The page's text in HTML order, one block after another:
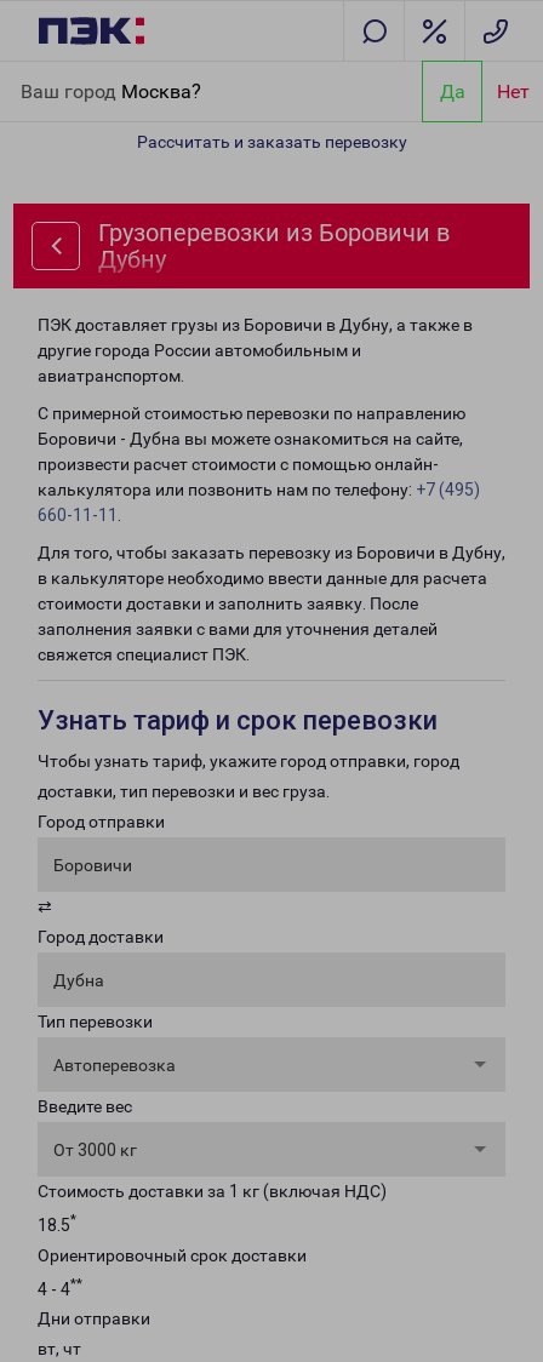
Ваш город Москва? Да Нет
Рассчитать и заказать перевозку
Грузоперевозки из Боровичи в
Дубну
ПЭК доставляет грузы из Боровичи в Дубну, а также в
другие города России автомобильным и
авиатранспортом.
С примерной стоимостью перевозки по направлению
Боровичи - Дубна вы можете ознакомиться на сайте,
произвести расчет стоимости с помощью онлайн-
калькулятора или позвонить нам по телефону: +7 (495)
660-11-11
Для того, чтобы заказать перевозку из Боровичи в Дубну,
в калькуляторе необходимо ввести данные для расчета
стоимости доставки и заполнить заявку. После
заполнения заявки с вами для уточнения деталей
свяжется специалист ПЭК.
Узнать тариф и срок перевозки
Чтобы узнать тариф, укажите город отправки, город
доставки, тип перевозки и вес груза.
Город отправки
Боровичи
⇄
Город доставки
Дубна
Тип перевозки
Автоперевозка
Введите вес
От 3000 кг
Стоимость доставки за 1 кг (включая НДС)
18.5*
Ориентировочный срок доставки
4 - 4**
Дни отправки
вт, чт